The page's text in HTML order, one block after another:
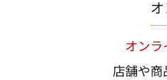
オンラ
店舗や